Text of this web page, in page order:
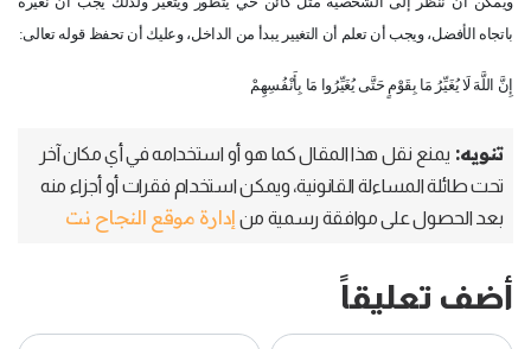
باتجاه الأفضل، ويجب أن تعلم أن التغيير يبدأ من الداخل، وعليك أن تحفظ قوله تعالى:
إِنَّ اللَّهَ لَا يُغَيِّرُ مَا بِقَوْمٍ حَتَّى يُغَيِّرُوا مَا بِأَنْفُسِهِمْ
تنويه: يمنع نقل هذا المقال كما هو أو استخدامه في أي مكان آخر
تحت طائلة المساءلة القانونية، ويمكن استخدام فقرات أو أجزاء منه
بعد الحصول على موافقة رسمية من إدارة موقع النجاح نت
أضف تعليقاً